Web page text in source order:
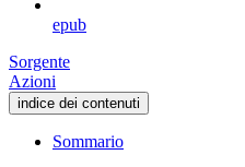
epub
Sorgente
Azioni
indice dei contenuti
Sommario